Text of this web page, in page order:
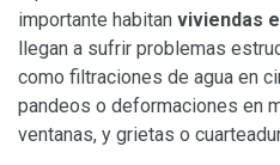
importante habitan viviendas
llegan a sufrir problemas
como filtraciones de agua en
pandeos o deformaciones en
ventanas, y grietas o